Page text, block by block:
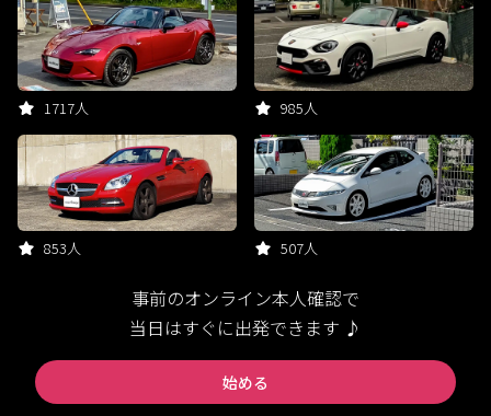
1717人 985人
853人 507人
事前のオンライン本人確認で
当日はすぐに出発できます ♪
始める